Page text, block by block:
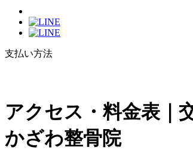
支払い方法
アクセス・料金表｜
かざわ整骨院